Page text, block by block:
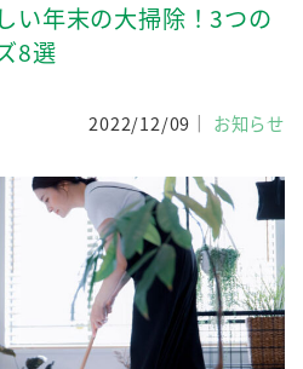
い年末の大掃除！3つの
8選
2022/12/09 お知らせ